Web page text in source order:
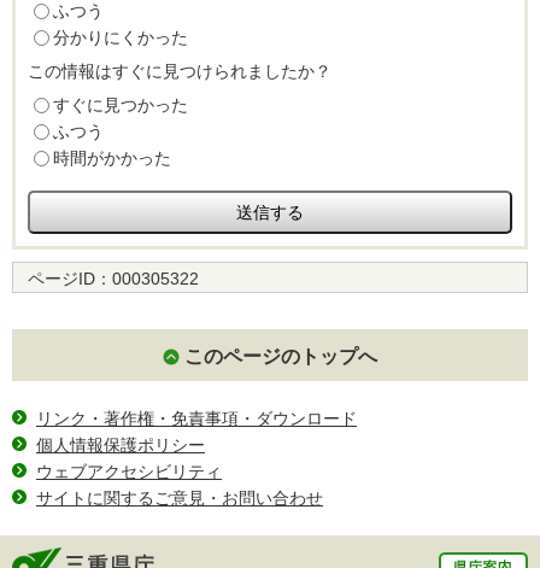
ふつう
分かりにくかった
この情報はすぐに見つけられましたか？
すぐに見つかった
ふつう
時間がかかった
ページID： 000305322
このページのトップへ
リンク・著作権・免責事項・ダウンロード
個人情報保護ポリシー
ウェブアクセシビリティ
サイトに関するご意見・お問い合わせ